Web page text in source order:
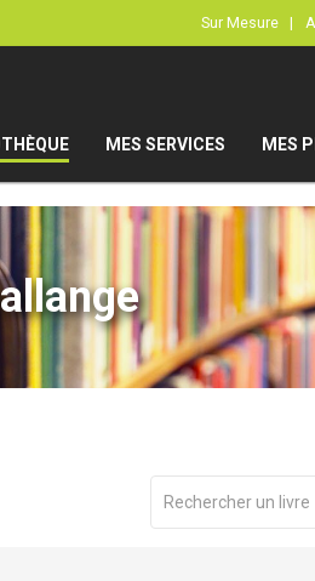
Sur Mesure |
MES SERVICES MES